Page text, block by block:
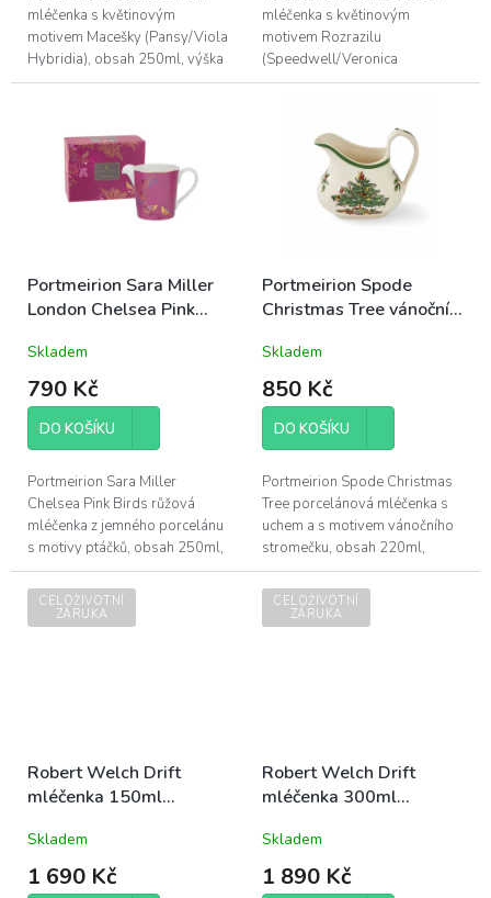
mléčenka s květinovým
motivem Macešky (Pansy/Viola
Hybridia), obsah 250ml, výška
8cm; odolná anglická
mléčenka s květinovým
motivem Rozrazilu
(Speedwell/Veronica
Chamaedrys), obsah 350ml,
kamenina, tradiční anglická
kolekce...
Portmeirion Sara Miller
London Chelsea Pink
mléčenka 250ml růžová
Skladem
790 Kč
DO KOŠÍKU
Portmeirion Sara Miller
Chelsea Pink Birds růžová
mléčenka z jemného porcelánu
s motivy ptáčků, obsah 250ml,
výška 9cm, šířka 14,5cm;
zdobeno 22 karátovým zlatem
- pouze ruční...
Portmeirion Spode
Christmas Tree vánoční
Skladem
850 Kč
DO KOŠÍKU
Portmeirion Spode Christmas
Tree porcelánová mléčenka s
uchem a s motivem vánočního
stromečku, obsah 220ml,
výška 11cm, šířka 12cm
CELOŽIVOTNÍ
ZÁRUKA
Robert Welch Drift
mléčenka 150ml
designová
Skladem
1 690 Kč
CELOŽIVOTNÍ
ZÁRUKA
Robert Welch Drift
mléčenka 300ml
designová
Skladem
1 890 Kč